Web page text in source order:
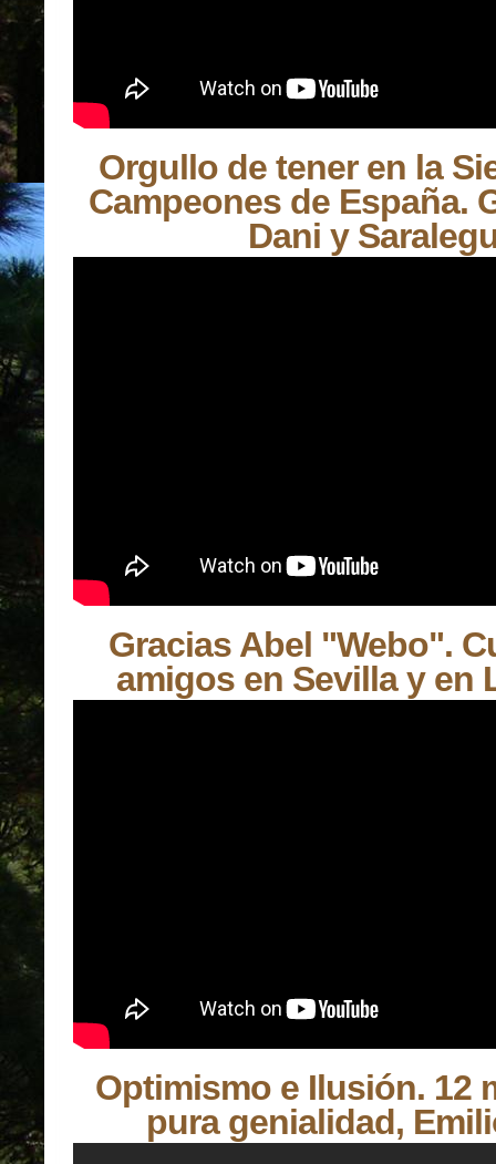
Orgullo de tener en la
Campeones de España.
Dani y
Gracias Abel "Webo".
amigos en Sevilla y en
Optimismo e Ilusión. 12
pura genialidad,